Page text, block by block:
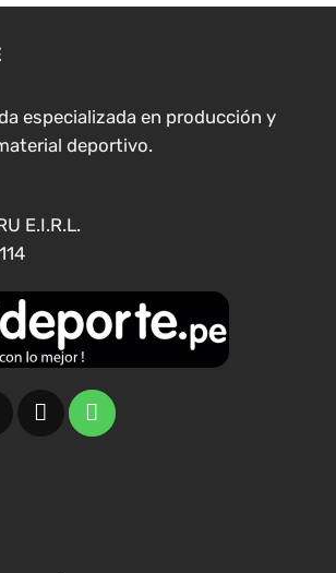
especializada en producción y
deportivo.
E.I.R.L.